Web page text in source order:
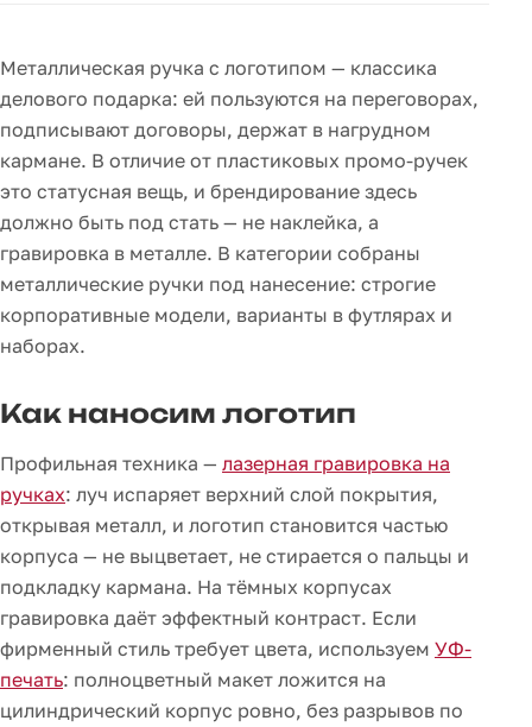
Металлическая ручка с логотипом — классика
делового подарка: ей пользуются на переговорах,
подписывают договоры, держат в нагрудном
кармане. В отличие от пластиковых промо-ручек
это статусная вещь, и брендирование здесь
должно быть под стать — не наклейка, а
гравировка в металле. В категории собраны
металлические ручки под нанесение: строгие
корпоративные модели, варианты в футлярах и
наборах.
Как наносим логотип
Профильная техника — лазерная гравировка на
ручках: луч испаряет верхний слой покрытия,
открывая металл, и логотип становится частью
корпуса — не выцветает, не стирается о пальцы и
подкладку кармана. На тёмных корпусах
гравировка даёт эффектный контраст. Если
фирменный стиль требует цвета, используем УФ-
печать: полноцветный макет ложится на
цилиндрический корпус ровно, без разрывов по